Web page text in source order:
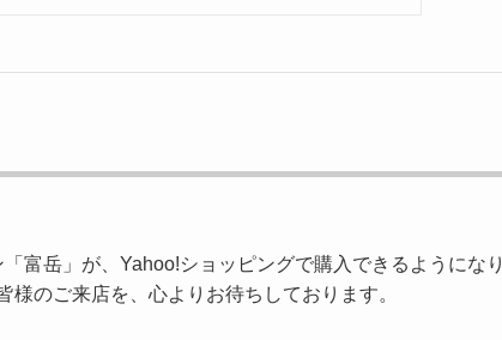
富岳」が、Yahoo!ショッピングで購入できるようになり
のご来店を、心よりお待ちしております。